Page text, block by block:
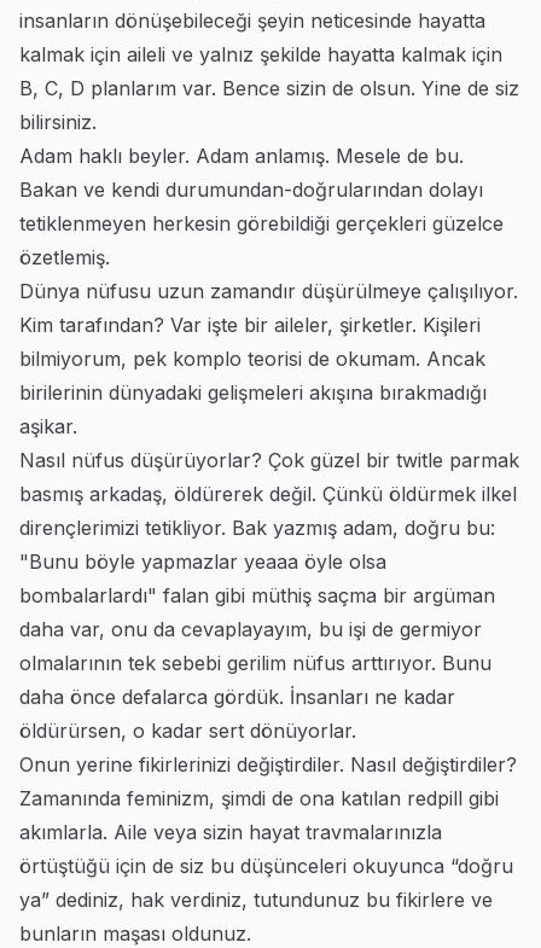
insanların dönüşebileceği şeyin neticesinde hayatta
kalmak için aileli ve yalnız şekilde hayatta kalmak için
B, C, D planlarım var. Bence sizin de olsun. Yine de siz
bilirsiniz.
Adam haklı beyler. Adam anlamış. Mesele de bu.
Bakan ve kendi durumundan-doğrularından dolayı
tetiklenmeyen herkesin görebildiği gerçekleri güzelce
özetlemiş.
Dünya nüfusu uzun zamandır düşürülmeye çalışılıyor.
Kim tarafından? Var işte bir aileler, şirketler. Kişileri
bilmiyorum, pek komplo teorisi de okumam. Ancak
birilerinin dünyadaki gelişmeleri akışına bırakmadığı
aşikar.
Nasıl nüfus düşürüyorlar? Çok güzel bir twitle parmak
basmış arkadaş, öldürerek değil. Çünkü öldürmek ilkel
dirençlerimizi tetikliyor. Bak yazmış adam, doğru bu:
"Bunu böyle yapmazlar yeaaa öyle olsa
bombalarlardı" falan gibi müthiş saçma bir argüman
daha var, onu da cevaplayayım, bu işi de germiyor
olmalarının tek sebebi gerilim nüfus arttırıyor. Bunu
daha önce defalarca gördük. İnsanları ne kadar
öldürürsen, o kadar sert dönüyorlar.
Onun yerine fikirlerinizi değiştirdiler. Nasıl değiştirdiler?
Zamanında feminizm, şimdi de ona katılan redpill gibi
akımlarla. Aile veya sizin hayat travmalarınızla
örtüştüğü için de siz bu düşünceleri okuyunca “doğru
ya” dediniz, hak verdiniz, tutundunuz bu fikirlere ve
bunların maşası oldunuz.